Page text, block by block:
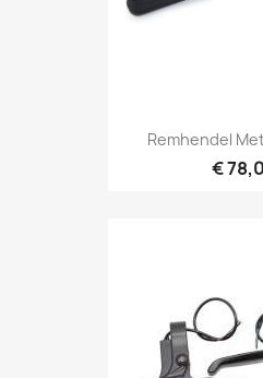
Remhendel
€